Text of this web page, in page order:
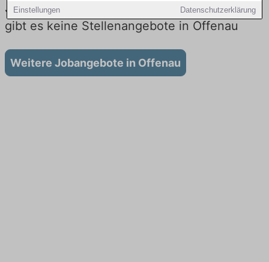
Einstellungen Datenschutzerklärung
Jobs beim Lieferdienst in Offenau: Aktuell
gibt es keine Stellenangebote in Offenau
Weitere Jobangebote in Offenau